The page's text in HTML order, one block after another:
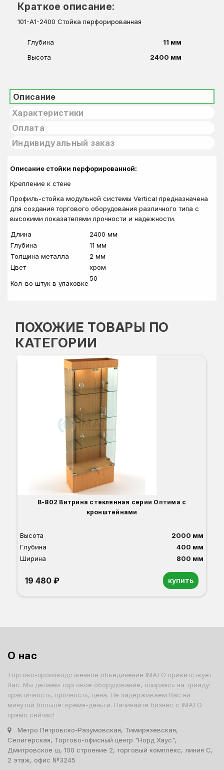
Краткое описание:
101-A1-2400 Стойка перфорированная
Глубина
11 мм
Высота
2400 мм
Описание
Характеристики
Оплата
Индивидуальный заказ
Описание стойки перфорированной:
Крепление к стене
Профиль-стойка модульной системы Vertical предназначена
для создания торгового оборудования различного типа с
высокими показателями прочности и надежности.
Длина
2400 мм
Глубина
11 мм
Толщина металла
2 мм
Цвет
хром
Кол-во штук в упаковке
50
ПОХОЖИЕ ТОВАРЫ ПО
КАТЕГОРИИ
В-802 Витрина стеклянная серии Оптима с
кронштейнами
Высота
2000 мм
Глубина
400 мм
Ширина
800 мм
19 480 ₽ купить
О нас
Торгово-производственное объединение IMATO приветствует
Вас. Мы делаем торговое оборудование, опираясь на триаду:
практичность, прочность, цена. Не задерживаем Вас ни
минутой больше: время-деньги. Начинайте бизнес с IMATO
прямо сейчас!
Метро Петровско-Разумовская, Тимирязевская,
Селигерская, Торгово-офисный центр "Норд Хаус",
Дмитровское ш, 100 строение 2, торговый комплекс, линия С,
2 этаж, офис №3245